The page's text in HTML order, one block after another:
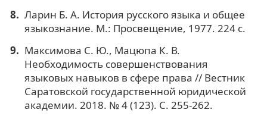
Ларин Б. А. История русского языка и общее
языкознание. М.: Просвещение, 1977. 224 с.
Максимова С. Ю., Мацюпа К. В.
Необходимость совершенствования
языковых навыков в сфере права // Вестник
Саратовской государственной юридической
академии. 2018. № 4 (123). С. 255-262.